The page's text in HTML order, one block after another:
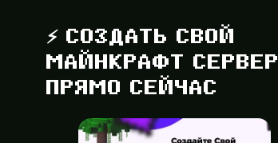
⚡ СОЗДАТЬ СВОЙ
МАЙНКРАФТ СЕРВЕР
ПРЯМО СЕЙЧАС